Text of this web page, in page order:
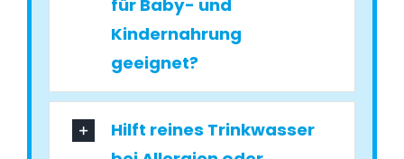
für Baby- und
Kindernahrung
geeignet?
Hilft reines Trinkwasser